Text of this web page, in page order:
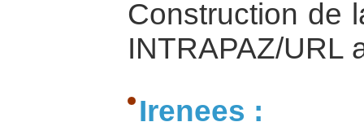
Construction de
INTRAPAZ/
Irenees :